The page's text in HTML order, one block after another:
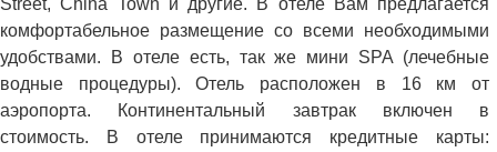
комфортабельное размещение со всеми необходимыми
удобствами. В отеле есть, так же мини SPA (лечебные
водные процедуры). Отель расположен в 16 км от
аэропорта. Континентальный завтрак включен в
стоимость. В отеле принимаются кредитные карты: